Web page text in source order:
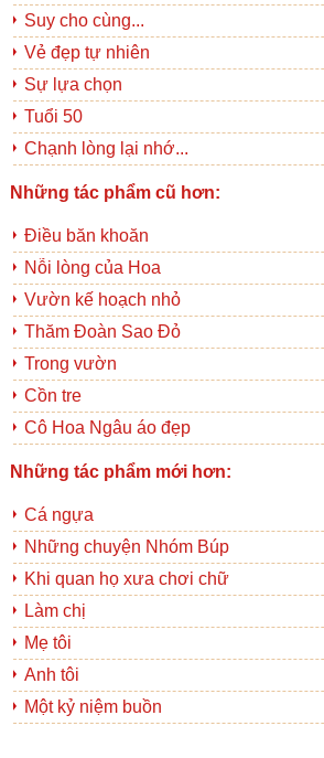
Suy cho cùng...
Vẻ đẹp tự nhiên
Sự lựa chọn
Tuổi 50
Chạnh lòng lại nhớ...
Những tác phẩm cũ hơn:
Điều băn khoăn
Nỗi lòng của Hoa
Vườn kế hoạch nhỏ
Thăm Đoàn Sao Đỏ
Trong vườn
Cồn tre
Cô Hoa Ngâu áo đẹp
Những tác phẩm mới hơn:
Cá ngựa
Những chuyện Nhóm Búp
Khi quan họ xưa chơi chữ
Làm chị
Mẹ tôi
Anh tôi
Một kỷ niệm buồn